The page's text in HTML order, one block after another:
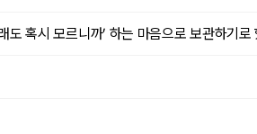
혹시 모르니까’ 하는 마음으로 보관하기로